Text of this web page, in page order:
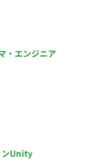
・エンジニア
Unity